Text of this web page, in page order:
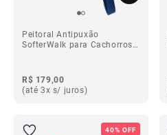
Peitoral Antipuxão
SofterWalk para Cachorros
R$ 179,00
(até 3x s/ juros)
40% OFF